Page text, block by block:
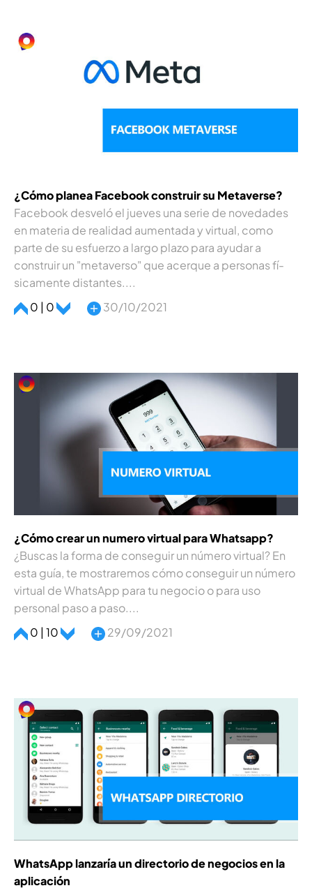
¿Cómo planea Facebook construir su Metaverse?
Facebook desveló el jueves una serie de novedades
en materia de realidad aumentada y virtual, como
parte de su esfuerzo a largo plazo para ayudar a
construir un "metaverso" que acerque a personas fí­
sicamente distantes....
0 | 0
30/10/2021
¿Cómo crear un numero virtual para Whatsapp?
¿Buscas la forma de conseguir un número virtual? En
esta guí­a, te mostraremos cómo conseguir un número
virtual de WhatsApp para tu negocio o para uso
personal paso a paso....
0 | 10
29/09/2021
WhatsApp lanzaría un directorio de negocios en la
aplicación